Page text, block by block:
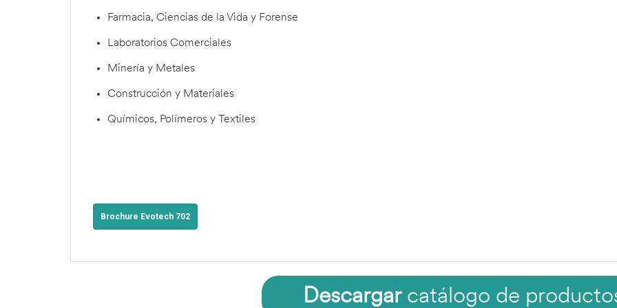
Farmacia, Ciencias de la Vida y Forense
Laboratorios Comerciales
Minería y Metales
Construcción y Materiales
Químicos, Polímeros y Textiles
Brochure Evotech 702
Descargarcatálogo de